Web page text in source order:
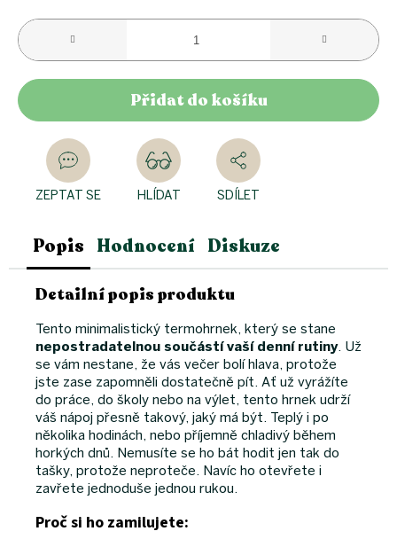
Přidat do košíku
ZEPTAT SE HLÍDAT SDÍLET
Popis Hodnocení Diskuze
Detailní popis produktu
Tento minimalistický termohrnek, který se stane
nepostradatelnou součástí vaší denní rutiny. Už
se vám nestane, že vás večer bolí hlava, protože
jste zase zapomněli dostatečně pít. Ať už vyrážíte
do práce, do školy nebo na výlet, tento hrnek udrží
váš nápoj přesně takový, jaký má být. Teplý i po
několika hodinách, nebo příjemně chladivý během
horkých dnů. Nemusíte se ho bát hodit jen tak do
tašky, protože neproteče. Navíc ho otevřete i
zavřete jednoduše jednou rukou.
Proč si ho zamilujete: